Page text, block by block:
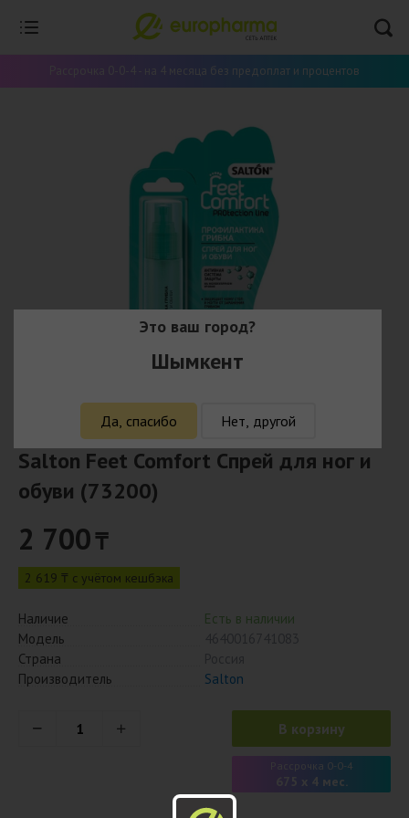
Рассрочка 0-0-4 - на 4 месяца без предоплат и процентов
Salton Feet Comfort Спрей для ног и
обуви (73200)
2 700₸
2 619 ₸ с учётом кешбэка
Наличие
Есть в наличии
Модель
Страна
Производитель
Salton
В корзину
Рассрочка 0-0-4
675 x 4 мес.
Это ваш город?
Шымкент
Да, спасибо Нет, другой